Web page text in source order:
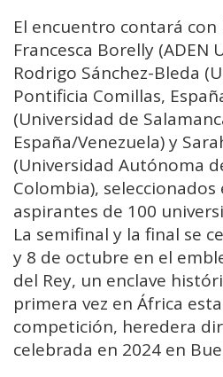
El encuentro contará con
Francesca Borelly (ADEN
Rodrigo Sánchez-Bleda
Pontificia Comillas,
(Universidad de
España/Venezuela) y
(Universidad Autónoma
Colombia),
aspirantes de 100
La semifinal y la final se
y 8 de octubre en el
del Rey, un enclave
primera vez en África
competición, heredera
celebrada en 2024 en